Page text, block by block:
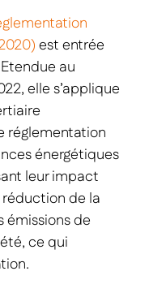
est entrée
au
elle s’applique
réglementation
énergétiques
leur impact
de la
émissions de
ce qui